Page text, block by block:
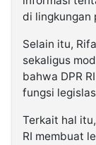
di lingkungan
Selain itu,
sekaligus
bahwa DPR
fungsi
Terkait hal
RI membuat